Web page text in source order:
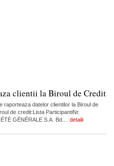
clientii la Biroul de Credit
raporteaza datelor clientilor la Biroul de
de credit:Lista ParticipantiNr.
GÉNÉRALE S.A. Bd.... detalii